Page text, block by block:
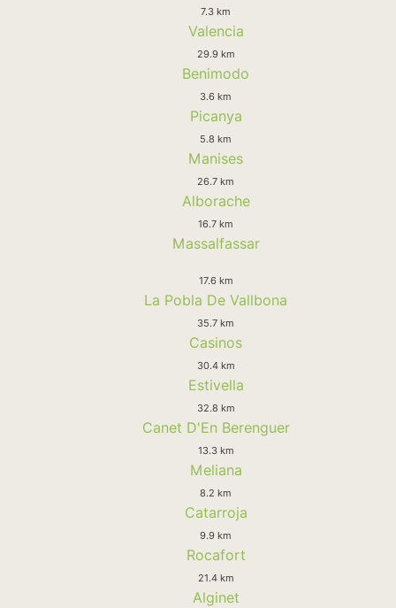
7.3 km
Valencia
29.9 km
Benimodo
3.6 km
Picanya
5.8 km
Manises
26.7 km
Alborache
16.7 km
Massalfassar
17.6 km
La Pobla De Vallbona
35.7 km
Casinos
30.4 km
Estivella
32.8 km
Canet D'En Berenguer
13.3 km
Meliana
8.2 km
Catarroja
9.9 km
Rocafort
21.4 km
Alginet